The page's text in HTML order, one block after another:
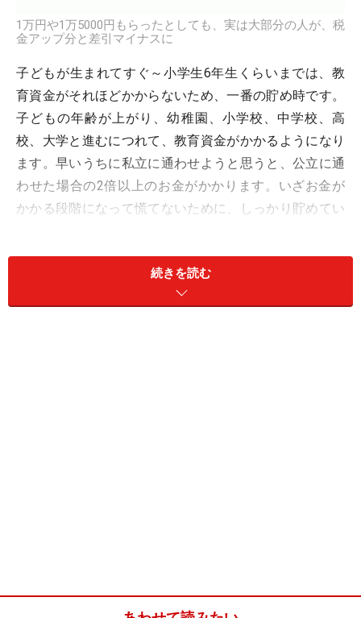
1万円や1万5000円もらったとしても、実は大部分の人が、税
金アップ分と差引マイナスに
子どもが生まれてすぐ～小学生6年生くらいまでは、教
育資金がそれほどかからないため、一番の貯め時です。
子どもの年齢が上がり、幼稚園、小学校、中学校、高
校、大学と進むにつれて、教育資金がかかるようになり
ます。早いうちに私立に通わせようと思うと、公立に通
わせた場合の2倍以上のお金がかかります。いざお金が
かかる段階になって慌てないために、しっかり貯めてい
子どものお金どう貯める？ 次ページで「コツ」をお伝え
続きを読む